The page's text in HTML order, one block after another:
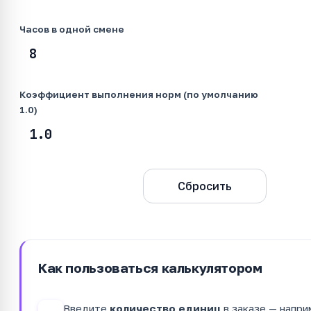
Часов в одной смене
Коэффициент выполнения норм (по умолчанию
1.0)
Сбросить
Как пользоваться калькулятором
Введите количество единиц в заказе —